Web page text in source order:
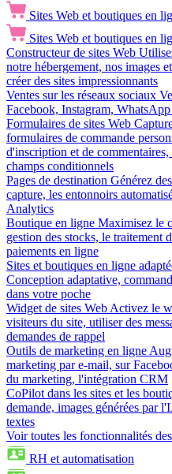
Sites Web et boutiques en
Sites Web et boutiques en
Constructeur de sites Web
notre hébergement, nos images
créer des sites impressionnants
Ventes sur les réseaux sociaux
Facebook, Instagram,
Formulaires de sites Web
formulaires de commande
d'inscription et de
champs conditionnels
Pages de destination Générez
capture, les entonnoirs
Analytics
Boutique en ligne Maximisez le
gestion des stocks, le traitement
paiements en ligne
Sites et boutiques en ligne
Conception adaptative,
dans votre poche
Widget de sites Web Activez le
visiteurs du site, utiliser des
demandes de rappel
Outils de marketing en ligne
marketing par e-mail, sur
du marketing, l'intégration CRM
CoPilot dans les sites et les
demande, images générées par
textes
Voir toutes les fonctionnalités
RH et automatisation